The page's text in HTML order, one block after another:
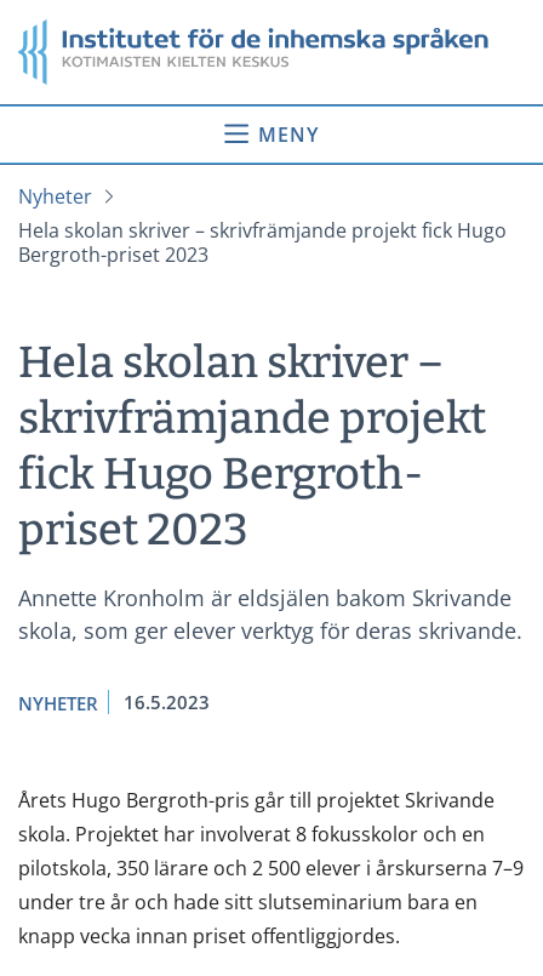
till
innehåll
Startsida
MENY
Nyheter
Hela skolan skriver – skrivfrämjande projekt fick Hugo
Bergroth-priset 2023
Hela skolan skriver –
skrivfrämjande projekt
fick Hugo Bergroth-
priset 2023
Annette Kronholm är eldsjälen bakom Skrivande
skola, som ger elever verktyg för deras skrivande.
NYHETER 16.5.2023
Årets Hugo Bergroth-pris går till projektet Skrivande
skola. Projektet har involverat 8 fokusskolor och en
pilotskola, 350 lärare och 2 500 elever i årskurserna 7–9
under tre år och hade sitt slutseminarium bara en
knapp vecka innan priset offentliggjordes.